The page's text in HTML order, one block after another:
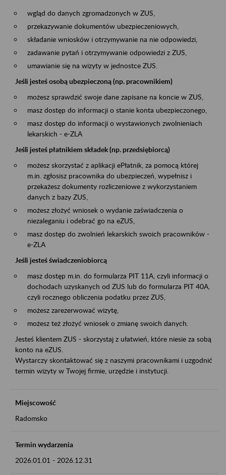
wgląd do danych zgromadzonych w ZUS,
przekazywanie dokumentów ubezpieczeniowych,
składanie wniosków i otrzymywanie na nie odpowiedzi,
zadawanie pytań i otrzymywanie odpowiedzi z ZUS,
umawianie się na wizyty w jednostce ZUS.
Jeśli jesteś osobą ubezpieczoną (np. pracownikiem)
możesz sprawdzić swoje dane zapisane na koncie w ZUS,
masz dostęp do informacji o stanie konta ubezpieczonego,
masz dostęp do informacji o wystawionych zwolnieniach
lekarskich - e-ZLA
Jeśli jesteś płatnikiem składek (np. przedsiębiorcą)
możesz skorzystać z aplikacji ePłatnik, za pomocą której
m.in. zgłosisz pracownika do ubezpieczeń, wypełnisz i
przekażesz dokumenty rozliczeniowe z wykorzystaniem
danych z bazy ZUS,
możesz złożyć wniosek o wydanie zaświadczenia o
niezaleganiu i odebrać go na eZUS,
masz dostęp do zwolnień lekarskich swoich pracowników -
e-ZLA
Jeśli jesteś świadczeniobiorcą
masz dostęp m.in. do formularza PIT 11A, czyli informacji o
dochodach uzyskanych od ZUS lub do formularza PIT 40A,
czyli rocznego obliczenia podatku przez ZUS,
możesz zarezerwować wizytę,
możesz też złożyć wniosek o zmianę swoich danych.
Jesteś klientem ZUS - skorzystaj z ułatwień, które niesie za sobą
konto na eZUS.
Wystarczy skontaktować się z naszymi pracownikami i uzgodnić
termin wizyty w Twojej firmie, urzędzie i instytucji.
Miejscowość
Radomsko
Termin wydarzenia
2026.01.01 - 2026.12.31